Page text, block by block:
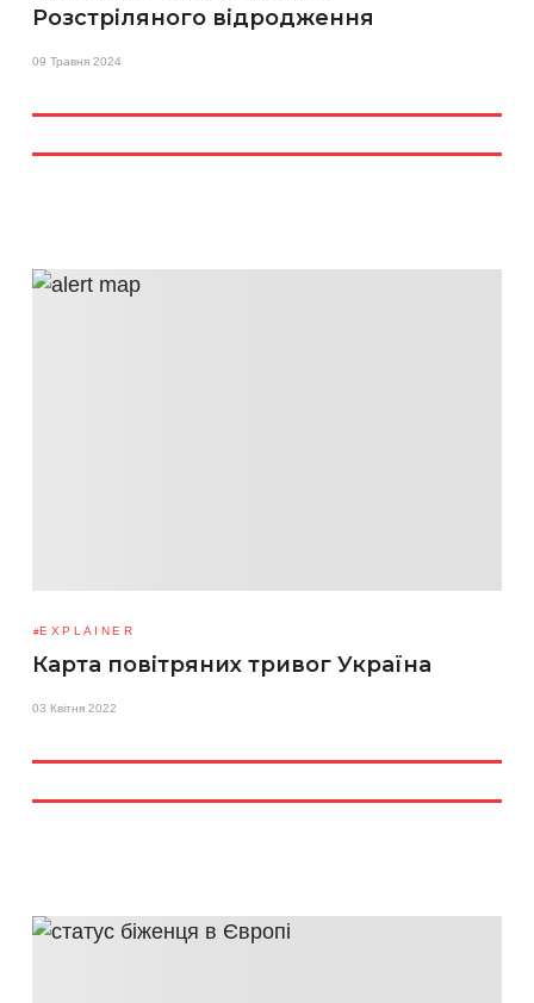
Розстріляного відродження
09 Травня 2024
EXPLAINER
Карта повітряних тривог Україна
03 Квітня 2022